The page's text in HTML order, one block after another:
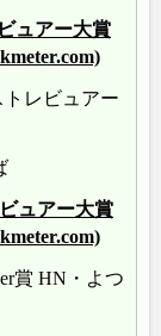
ュアー大賞
レビュアー
ュアー大賞
賞 HN・よつ